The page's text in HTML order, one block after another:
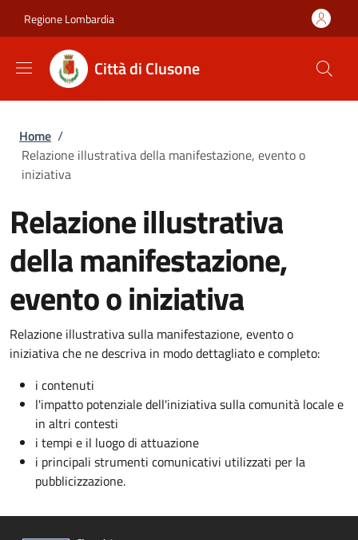
Regione Lombardia
Città di Clusone
Briciole di pane
Home /
Relazione illustrativa della manifestazione, evento o
iniziativa
Relazione illustrativa
della manifestazione,
evento o iniziativa
Relazione illustrativa sulla manifestazione, evento o
iniziativa che ne descriva in modo dettagliato e completo:
i contenuti
l'impatto potenziale dell'iniziativa sulla comunità locale e
in altri contesti
i tempi e il luogo di attuazione
i principali strumenti comunicativi utilizzati per la
pubblicizzazione.